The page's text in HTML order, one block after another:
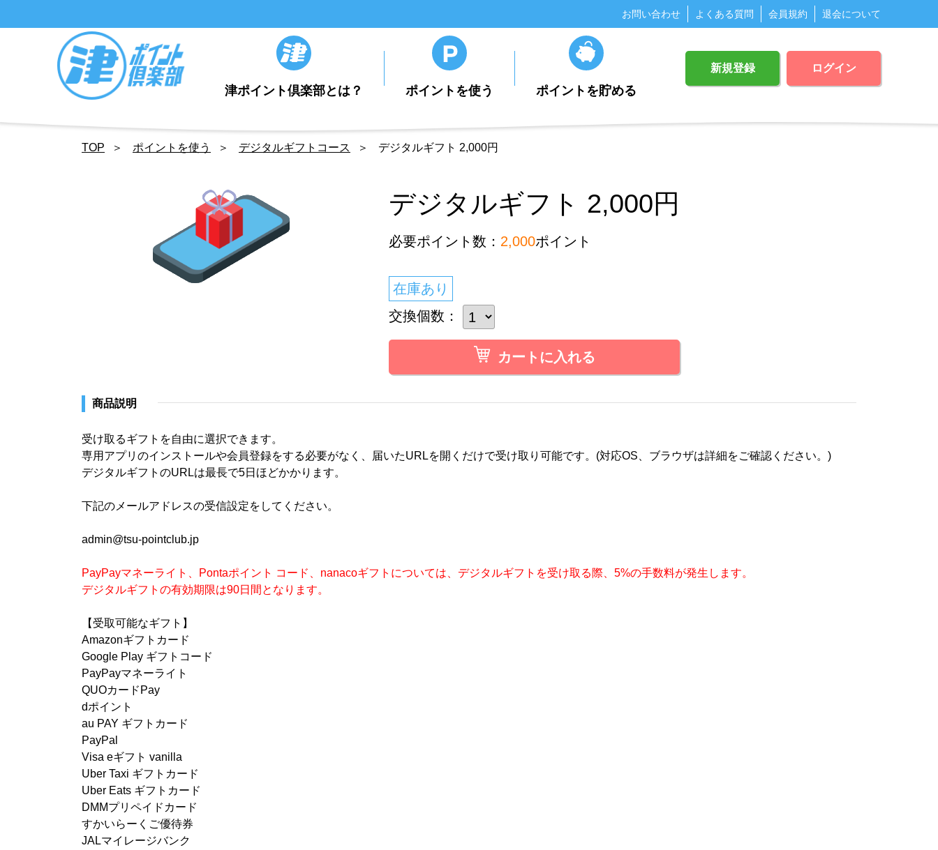
お問い合わせ よくある質問 会員規約 退会について
津ポイント倶楽部とは？ ポイントを使う ポイントを貯める
新規登録 ログイン
TOP ポイントを使う デジタルギフトコース デジタルギフト 2,000円
デジタルギフト 2,000円
必要ポイント数： 2,000ポイント
在庫あり
交換個数：
カートに入れる
商品説明
受け取るギフトを自由に選択できます。
専用アプリのインストールや会員登録をする必要がなく、届いたURLを開くだけで受け取り可能です。(対応OS、ブラウザは詳細をご確認ください。)
デジタルギフトのURLは最長で5日ほどかかります。
下記のメールアドレスの受信設定をしてください。
admin@tsu-pointclub.jp
PayPayマネーライト、Pontaポイント コード、nanacoギフトについては、デジタルギフトを受け取る際、5%の手数料が発生します。
デジタルギフトの有効期限は90日間となります。
【受取可能なギフト】
Amazonギフトカード
Google Play ギフトコード
PayPayマネーライト
QUOカードPay
dポイント
au PAY ギフトカード
PayPal
Visa eギフト vanilla
Uber Taxi ギフトカード
Uber Eats ギフトカード
DMMプリペイドカード
すかいらーくご優待券
JALマイレージバンク